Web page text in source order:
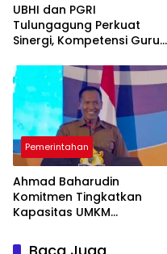
UBHI dan PGRI
Tulungagung Perkuat
Sinergi, Kompetensi Guru
Pemerintahan
Ahmad Baharudin
Komitmen Tingkatkan
Kapasitas UMKM
Ekspor